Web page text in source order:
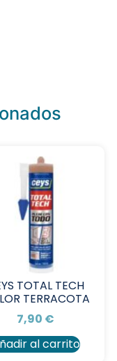
TOTAL TECH
TERRACOTA
7,90 €
al carrito